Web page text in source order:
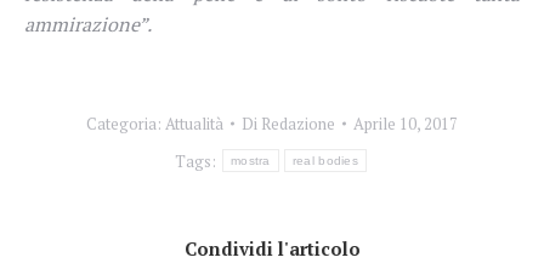
ammirazione”.
Categoria: Attualità Di Redazione
Aprile 10, 2017
Tags:
mostra real bodies
Condividi l'articolo